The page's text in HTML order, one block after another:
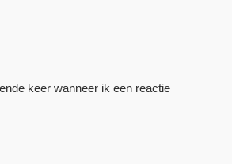
keer wanneer ik een reactie